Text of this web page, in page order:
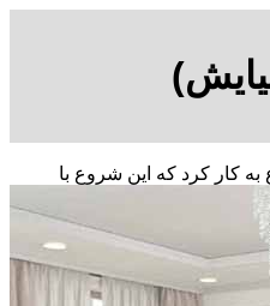
به کار کرد که این شروع با